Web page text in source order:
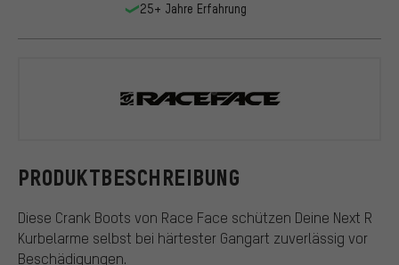
PRODUKTBESCHREIBUNG
Diese Crank Boots von Race Face schützen Deine Next R
Kurbelarme selbst bei härtester Gangart zuverlässig vor
Beschädigungen.
25+ Jahre Erfahrung
Race Face